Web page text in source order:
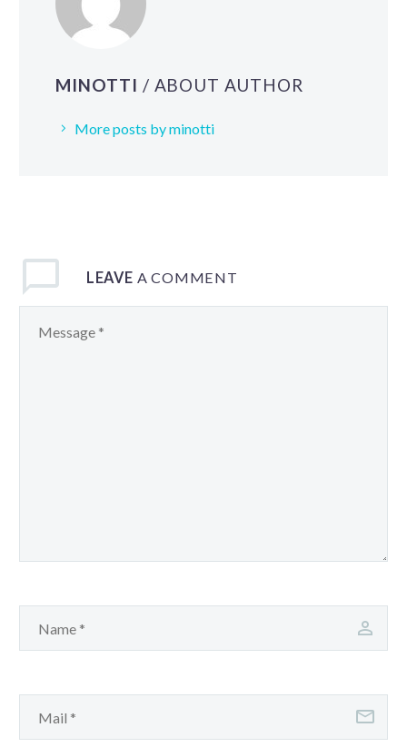
MINOTTI / ABOUT AUTHOR
More posts by minotti
LEAVE A COMMENT